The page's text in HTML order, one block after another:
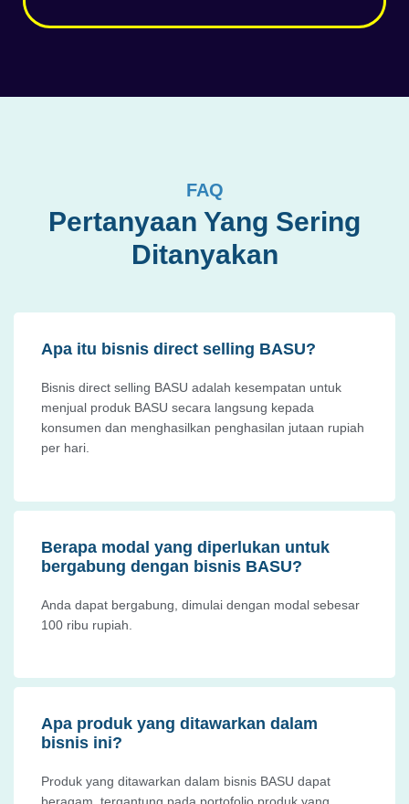
FAQ
Pertanyaan Yang Sering
Ditanyakan
Apa itu bisnis direct selling BASU?
Bisnis direct selling BASU adalah kesempatan untuk
menjual produk BASU secara langsung kepada
konsumen dan menghasilkan penghasilan jutaan rupiah
per hari.
Berapa modal yang diperlukan untuk
bergabung dengan bisnis BASU?
Anda dapat bergabung, dimulai dengan modal sebesar
100 ribu rupiah.
Apa produk yang ditawarkan dalam
bisnis ini?
Produk yang ditawarkan dalam bisnis BASU dapat